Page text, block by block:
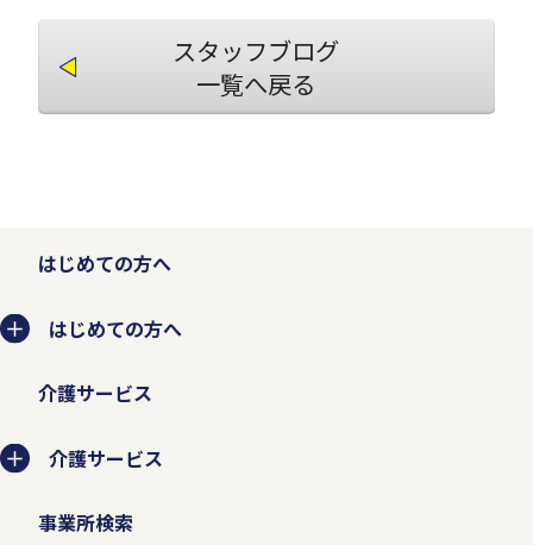
スタッフブログ
一覧へ戻る
はじめての方へ
はじめての方へ
介護サービス
介護サービス
事業所検索